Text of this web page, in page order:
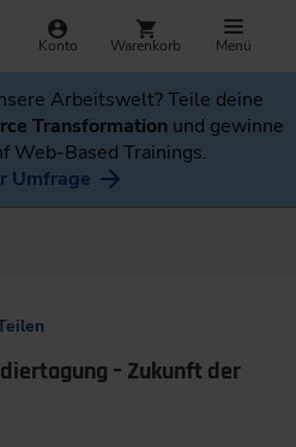
Konto Warenkorb Menü
Arbeitswelt? Teile deine
Transformation und gewinne
Web-Based Trainings.
Umfrage
– Zukunft der